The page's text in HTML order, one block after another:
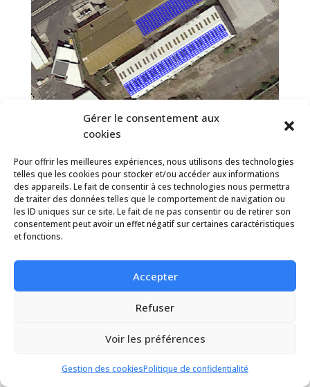
Gérer le consentement aux
cookies
Pour offrir les meilleures expériences, nous utilisons des technologies
telles que les cookies pour stocker et/ou accéder aux informations
des appareils. Le fait de consentir à ces technologies nous permettra
de traiter des données telles que le comportement de navigation ou
les ID uniques sur ce site. Le fait de ne pas consentir ou de retirer son
consentement peut avoir un effet négatif sur certaines caractéristiques
et fonctions.
Accepter
Refuser
Voir les préférences
Gestion des cookiesPolitique de confidentialité